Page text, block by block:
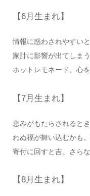
【6月生まれ】
情報に惑わされやすい
家計に影響が出てしま
ホットレモネード。心
【7月生まれ】
恵みがもたらされると
わぬ福が舞い込むかも
寄付に回すと吉。さら
【8月生まれ】